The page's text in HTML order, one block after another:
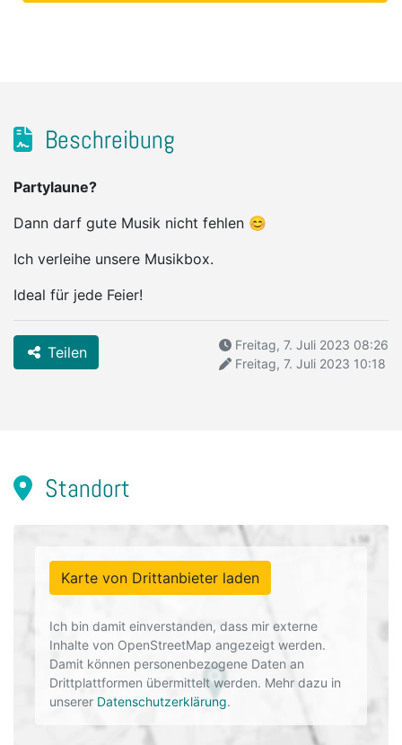
Beschreibung
Partylaune?
Dann darf gute Musik nicht fehlen 😊
Ich verleihe unsere Musikbox.
Ideal für jede Feier!
Teilen
Freitag, 7. Juli 2023 08:26
Freitag, 7. Juli 2023 10:18
Standort
Karte von Drittanbieter laden
Ich bin damit einverstanden, dass mir externe
Inhalte von OpenStreetMap angezeigt werden.
Damit können personenbezogene Daten an
Drittplattformen übermittelt werden. Mehr dazu in
unserer Datenschutzerklärung.